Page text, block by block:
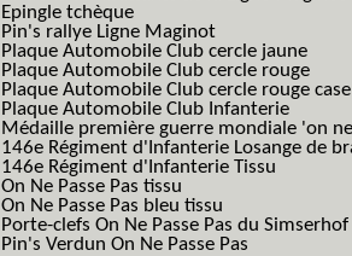
Epingle tchèque
Pin's rallye Ligne Maginot
Plaque Automobile Club cercle jaune
Plaque Automobile Club cercle rouge
Plaque Automobile Club cercle rouge
Plaque Automobile Club Infanterie
Médaille première guerre mondiale 'on
146e Régiment d'Infanterie Losange de
146e Régiment d'Infanterie Tissu
On Ne Passe Pas tissu
On Ne Passe Pas bleu tissu
Porte-clefs On Ne Passe Pas du Simserhof
Pin's Verdun On Ne Passe Pas